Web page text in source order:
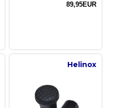
89,95EUR
Helinox